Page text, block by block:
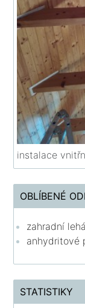
instalace
OBLÍBENÉ
zahradní
anhydritové
STATISTIKY